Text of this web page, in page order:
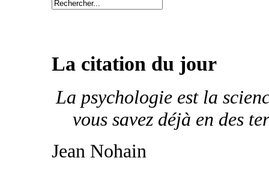
La citation du jour
La psychologie est la
vous savez déjà en des
Jean Nohain